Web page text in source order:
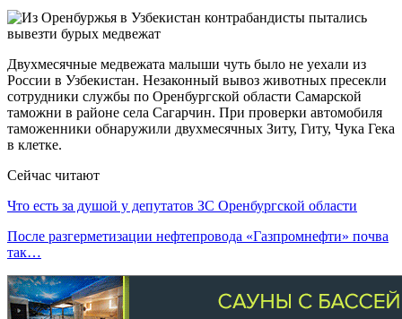
Двухмесячные медвежата малыши чуть было не уехали из
России в Узбекистан. Незаконный вывоз животных пресекли
сотрудники службы по Оренбургской области Самарской
таможни в районе села Сагарчин. При проверки автомобиля
таможенники обнаружили двухмесячных Зиту, Гиту, Чука Гека
в клетке.
Сейчас читают
Что есть за душой у депутатов ЗС Оренбургской области
После разгерметизации нефтепровода «Газпромнефти» почва
так…